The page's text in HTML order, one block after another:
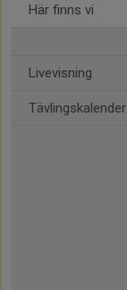
Här finns vi
Livevisning
Tävlingskalender